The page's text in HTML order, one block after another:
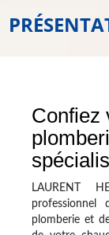
Confiez
LAURENT
plomberie et